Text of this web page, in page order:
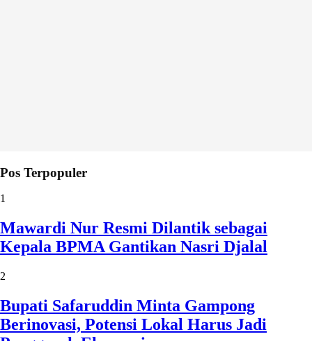
Pos Terpopuler
1
Mawardi Nur Resmi Dilantik sebagai
Kepala BPMA Gantikan Nasri Djalal
2
Bupati Safaruddin Minta Gampong
Berinovasi, Potensi Lokal Harus Jadi